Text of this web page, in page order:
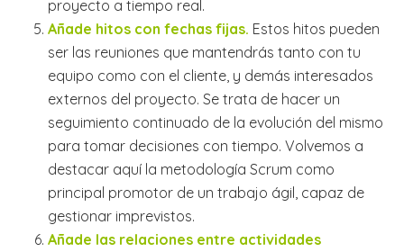
proyecto a tiempo real.
Añade hitos con fechas fijas. Estos hitos pueden
ser las reuniones que mantendrás tanto con tu
equipo como con el cliente, y demás interesados
externos del proyecto. Se trata de hacer un
seguimiento continuado de la evolución del mismo
para tomar decisiones con tiempo. Volvemos a
destacar aquí la metodología Scrum como
principal promotor de un trabajo ágil, capaz de
gestionar imprevistos.
Añade las relaciones entre actividades